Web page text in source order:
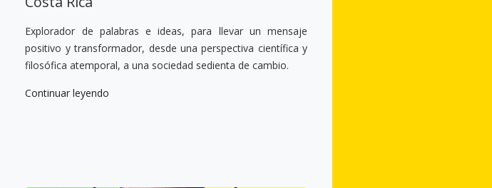
Explorador de palabras e ideas, para llevar un mensaje
positivo y transformador, desde una perspectiva científica y
filosófica atemporal, a una sociedad sedienta de cambio.
Continuar leyendo